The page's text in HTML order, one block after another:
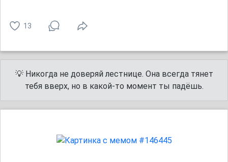
13
💡 Никогда не доверяй лестнице. Она всегда тянет
тебя вверх, но в какой-то момент ты падёшь.